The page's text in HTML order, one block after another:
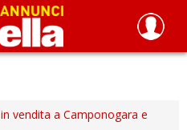
vendita a Camponogara e